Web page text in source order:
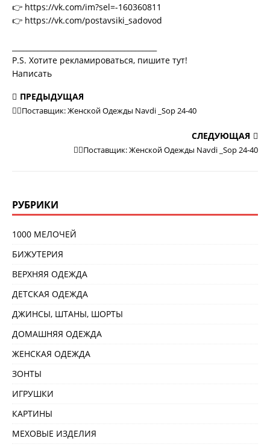
👉 https://vk.com/im?sel=-160360811
👉 https://vk.com/postavsiki_sadovod
P.S. Хотите рекламироваться, пишите тут!
Написать
ПРЕДЫДУЩАЯ
💁‍♂Поставщик: Женской Одежды Navdi _Sop 24-40
СЛЕДУЮЩАЯ
💁‍♂Поставщик: Женской Одежды Navdi _Sop 24-40
РУБРИКИ
1000 МЕЛОЧЕЙ
БИЖУТЕРИЯ
ВЕРХНЯЯ ОДЕЖДА
ДЕТСКАЯ ОДЕЖДА
ДЖИНСЫ, ШТАНЫ, ШОРТЫ
ДОМАШНЯЯ ОДЕЖДА
ЖЕНСКАЯ ОДЕЖДА
ЗОНТЫ
ИГРУШКИ
КАРТИНЫ
МЕХОВЫЕ ИЗДЕЛИЯ